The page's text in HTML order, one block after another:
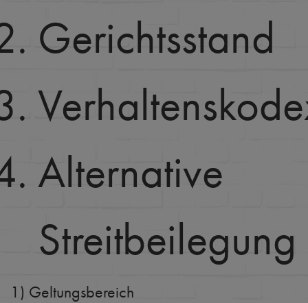
Gerichtsstand
Alternative
Streitbeilegung
1) Geltungsbereich